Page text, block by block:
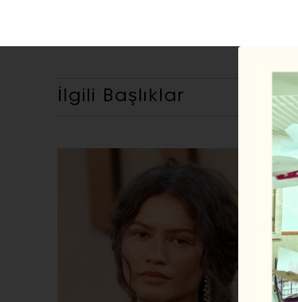
İlgili Başlıklar